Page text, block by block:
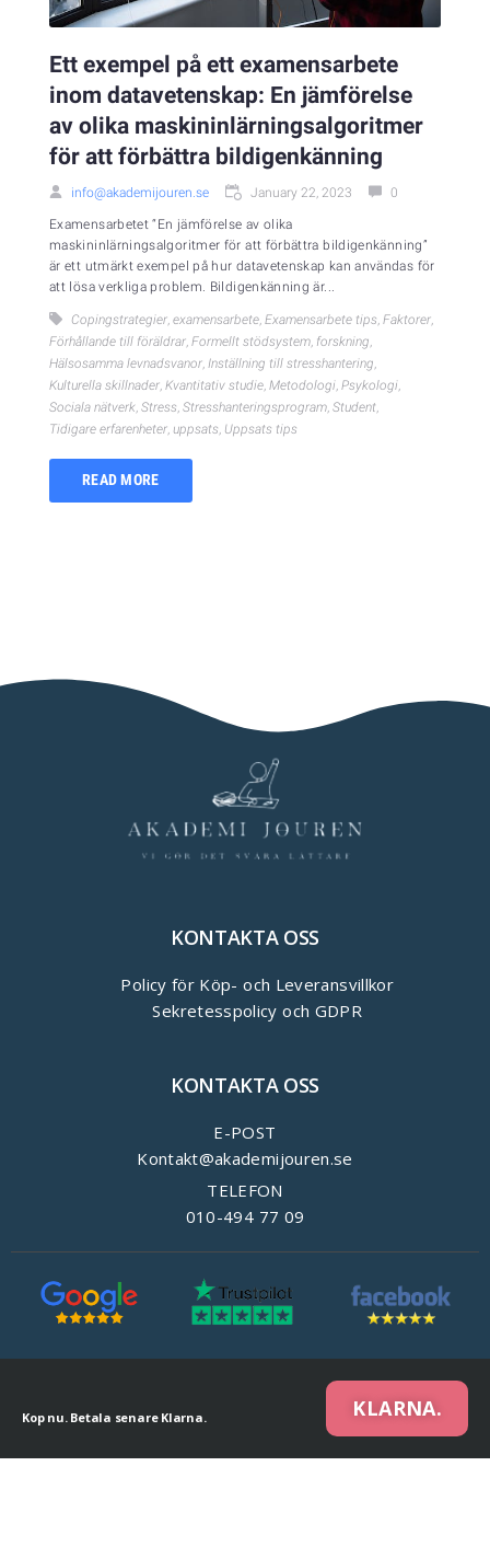
Ett exempel på ett examensarbete
inom datavetenskap: En jämförelse
av olika maskininlärningsalgoritmer
för att förbättra bildigenkänning
info@akademijouren.se January 22, 2023 0
Examensarbetet “En jämförelse av olika
maskininlärningsalgoritmer för att förbättra bildigenkänning”
är ett utmärkt exempel på hur datavetenskap kan användas för
att lösa verkliga problem. Bildigenkänning är...
Copingstrategier, examensarbete, Examensarbete tips, Faktorer,
Förhållande till föräldrar, Formellt stödsystem, forskning,
Hälsosamma levnadsvanor, Inställning till stresshantering,
Kulturella skillnader, Kvantitativ studie, Metodologi, Psykologi,
Sociala nätverk, Stress, Stresshanteringsprogram, Student,
Tidigare erfarenheter, uppsats, Uppsats tips
READ MORE
KONTAKTA OSS
Policy för Köp- och Leveransvillkor
Sekretesspolicy och GDPR
KONTAKTA OSS
E-POST
Kontakt@akademijouren.se
TELEFON
010-494 77 09
Kop nu. Betala senare Klarna. KLARNA.